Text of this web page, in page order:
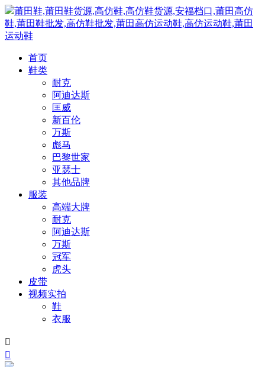
莆田鞋,莆田鞋货源,高仿鞋,高仿鞋货源,安福档口,莆田高仿
鞋,莆田鞋批发,高仿鞋批发,莆田高仿运动鞋,高仿运动鞋,莆田
运动鞋
首页
鞋类
耐克
阿迪达斯
匡威
新百伦
万斯
彪马
巴黎世家
亚瑟士
其他品牌
服装
高端大牌
耐克
阿迪达斯
万斯
冠军
虎头
皮带
视频实拍
鞋
衣服

